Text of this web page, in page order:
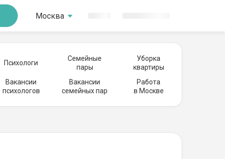
Москва
Психологи
Семейные
пары
Уборка
квартиры
Вакансии
психологов
Вакансии
семейных пар
Работа
в Москве